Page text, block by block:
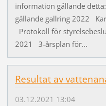
information gällande
gällande gallring 2022
Protokoll för
2021 3-årsplan för...
Resultat av
03.12.2021 13:04